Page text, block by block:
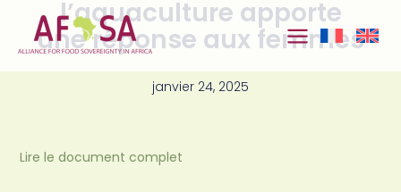
contenul’aquaculture apporte
une réponse aux femmes
janvier 24, 2025
Lire le document complet